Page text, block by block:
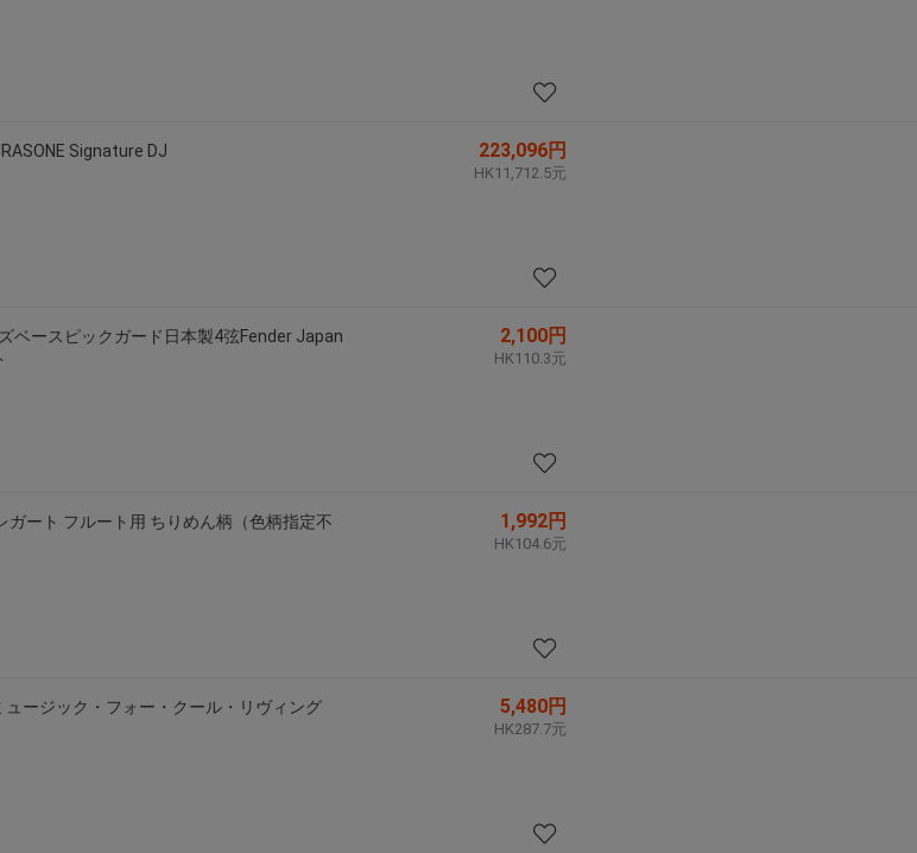
Signature DJ 223,096円
HK11,712.5元
ベースピックガード日本製4弦Fender Japan
2,100円
HK110.3元
ガート フルート用 ちりめん柄（色柄指定不
1,992円
HK104.6元
ュージック・フォー・クール・リヴィング 5,480円
HK287.7元